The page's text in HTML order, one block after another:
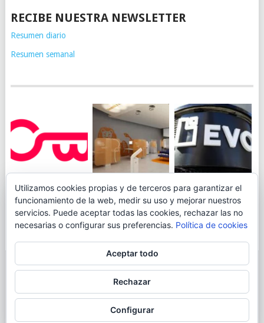
RECIBE NUESTRA NEWSLETTER
Resumen diario
Resumen semanal
JUEGA AL
CANICÓDROMO
DIGITAL DE
OPENBANK
ING TOCA SUELO EN
LA RENTABILIDAD
DE SU CUENTA
NARANJA: 0,01% TAE
EVO BANK
PERMITIRÁ
INGRESAR DINERO
DESDE LAS OFICINAS
© 2026BLOGAHORRO.
CONTACTA CON EL AUTOR
MAPA DE LA WEB
MÁS INFORMACIÓN SOBRE LAS COOKIES
Utilizamos cookies propias y de terceros para garantizar el
funcionamiento de la web, medir su uso y mejorar nuestros
servicios. Puede aceptar todas las cookies, rechazar las no
necesarias o configurar sus preferencias. Política de cookies
Aceptar todo
Rechazar
Configurar